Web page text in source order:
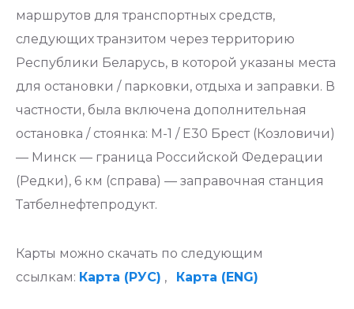
маршрутов для транспортных средств,
следующих транзитом через территорию
Республики Беларусь, в которой указаны места
для остановки / парковки, отдыха и заправки. В
частности, была включена дополнительная
остановка / стоянка: М-1 / Е30 Брест (Козловичи)
— Минск — граница Российской Федерации
(Редки), 6 км (справа) — заправочная станция
Татбелнефтепродукт.
Карты можно скачать по следующим
ссылкам: Карта (РУС) , Карта (ENG)